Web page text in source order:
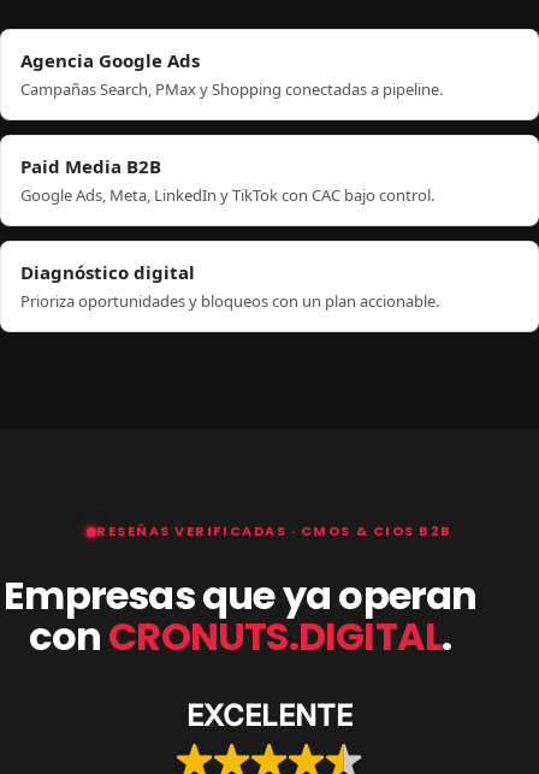
Agencia Google Ads
Campañas Search, PMax y Shopping conectadas a pipeline.
Paid Media B2B
Google Ads, Meta, LinkedIn y TikTok con CAC bajo control.
Diagnóstico digital
Prioriza oportunidades y bloqueos con un plan accionable.
RESEÑAS VERIFICADAS · CMOS & CIOS B2B
Empresas que ya operan
conCRONUTS.DIGITAL.
EXCELENTE